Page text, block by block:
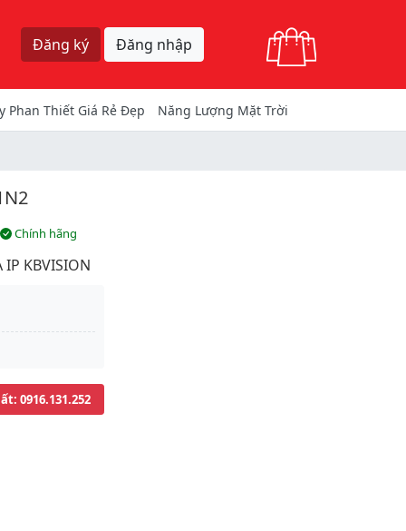
Đăng ký Đăng nhập
Phan Thiết Giá Rẻ Đẹp Năng Lượng Mặt Trời
Chính hãng
IP KBVISION
: 0916.131.252